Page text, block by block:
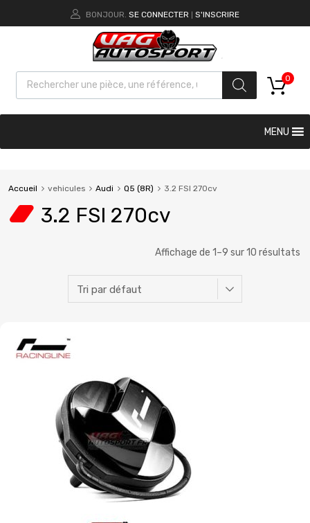
BONJOUR. SE CONNECTER S'INSCRIRE
0
MENU
Accueil vehicules Audi Q5 (8R) 3.2 FSI 270cv
3.2 FSI 270cv
Affichage de 1–9 sur 10 résultats